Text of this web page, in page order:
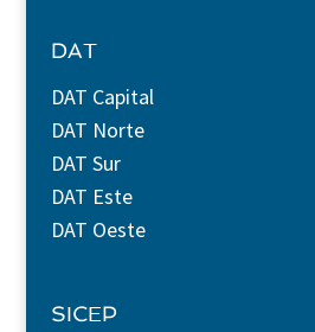
DAT
DAT Capital
DAT Norte
DAT Sur
DAT Este
DAT Oeste
SICEP